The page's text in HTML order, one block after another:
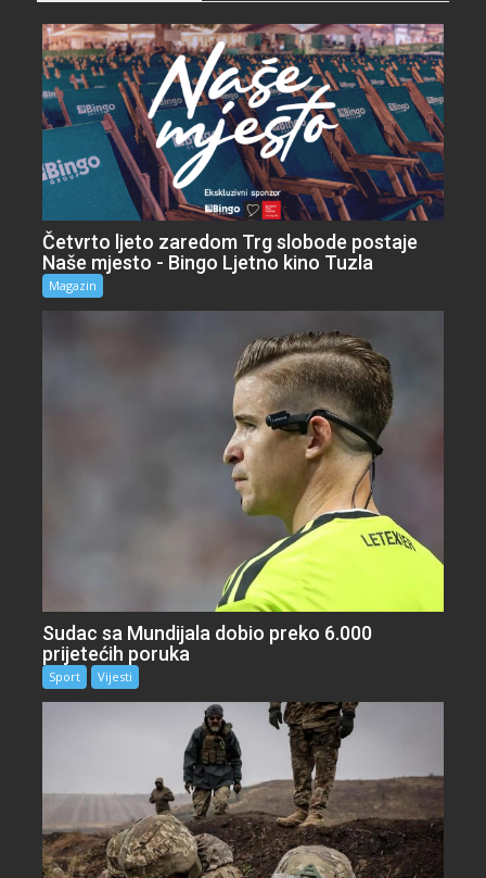
Četvrto ljeto zaredom Trg slobode postaje
Naše mjesto - Bingo Ljetno kino Tuzla
Magazin
Sudac sa Mundijala dobio preko 6.000
prijetećih poruka
Sport Vijesti